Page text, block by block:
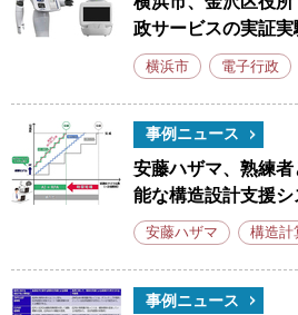
政サービスの実証実
横浜市 電子行政
事例ニュース
安藤ハザマ、熟練
能な構造設計支援
安藤ハザマ 構造計
事例ニュース